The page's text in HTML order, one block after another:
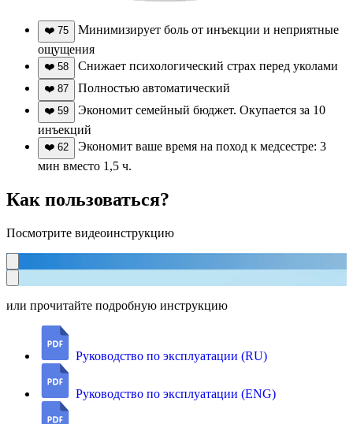
❤️ 75
Минимизирует боль от инъекции и неприятные
ощущения
❤️ 58 Снижает психологический страх перед уколами
❤️ 87 Полностью автоматический
❤️ 59
Экономит семейный бюджет. Окупается за 10
инъекций
❤️ 62
Экономит ваше время на поход к медсестре: 3
мин вместо 1,5 ч.
Как пользоваться?
Посмотрите видеоинструкцию
или прочитайте подробную инструкцию
Руководство по эксплуатации (RU)
Руководство по эксплуатации (ENG)